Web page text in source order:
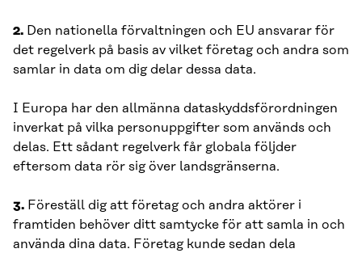
2. Den nationella förvaltningen och EU ansvarar för
det regelverk på basis av vilket företag och andra som
samlar in data om dig delar dessa data.
I Europa har den allmänna dataskyddsförordningen
inverkat på vilka personuppgifter som används och
delas. Ett sådant regelverk får globala följder
eftersom data rör sig över landsgränserna.
3. Föreställ dig att företag och andra aktörer i
framtiden behöver ditt samtycke för att samla in och
använda dina data. Företag kunde sedan dela